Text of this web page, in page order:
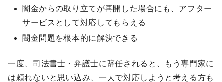
闇金からの取り立てが再開した場合にも、アフター
サービスとして対応してもらえる
闇金問題を根本的に解決できる
一度、司法書士・弁護士に辞任されると、もう専門家に
は頼れないと思い込み、一人で対応しようと考える方も